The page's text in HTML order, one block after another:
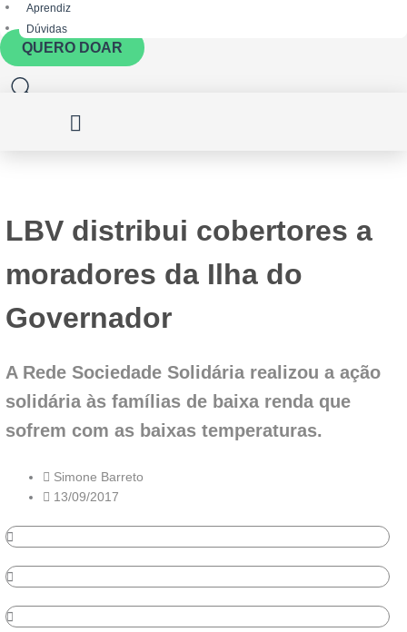
Aprendiz
Dúvidas
QUERO DOAR
LBV distribui cobertores a
moradores da Ilha do
Governador
A Rede Sociedade Solidária realizou a ação
solidária às famílias de baixa renda que
sofrem com as baixas temperaturas.
Simone Barreto
13/09/2017